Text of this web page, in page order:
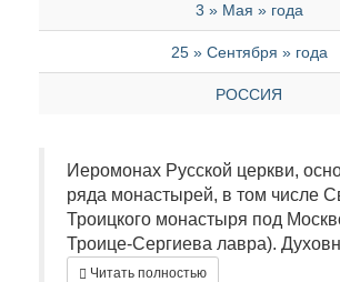
3 » Мая » года
25 » Сентября » года
РОССИЯ
Иеромонах Русской церкви,
ряда монастырей, в том числе
Троицкого монастыря под
Троице-Сергиева лавра).
Читать полностью